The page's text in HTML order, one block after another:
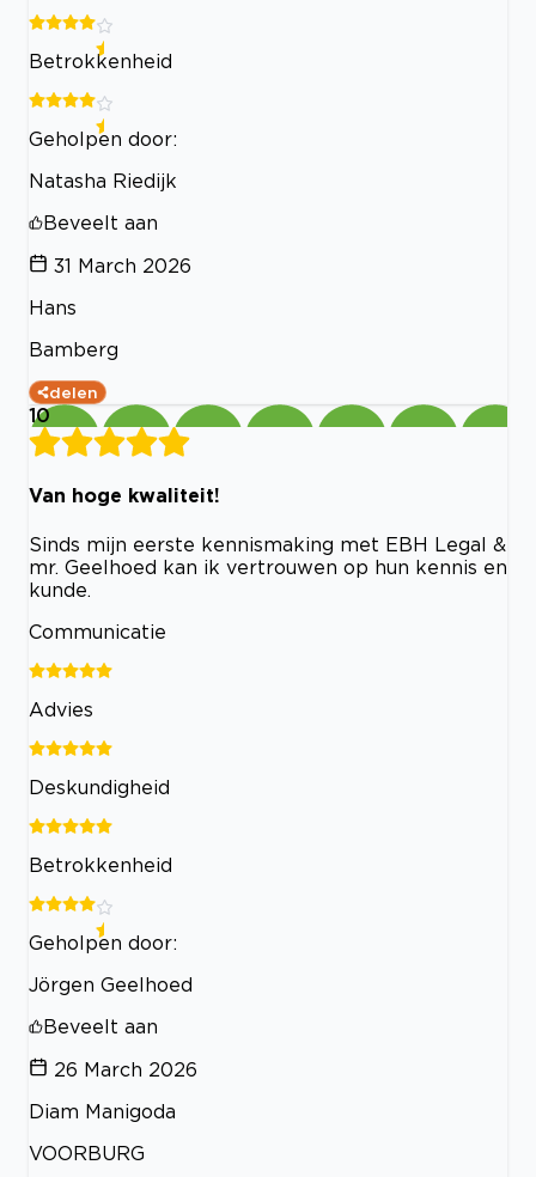
Betrokkenheid
Geholpen door:
Natasha Riedijk
Beveelt aan
31 March 2026
Hans
Bamberg
delen
10
Van hoge kwaliteit!
Sinds mijn eerste kennismaking met EBH Legal &
mr. Geelhoed kan ik vertrouwen op hun kennis en
kunde.
Communicatie
Advies
Deskundigheid
Betrokkenheid
Geholpen door:
Jörgen Geelhoed
Beveelt aan
26 March 2026
Diam Manigoda
VOORBURG